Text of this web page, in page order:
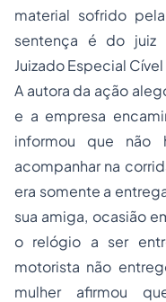
material sofrido
sentença é do juiz
Juizado Especial
A autora da ação
e a empresa
informou que não
acompanhar na
era somente a
sua amiga, ocasião
o relógio a ser
motorista não
mulher afirmou